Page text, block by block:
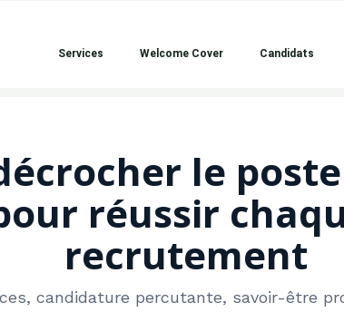
Services Welcome Cover Candidats
le
réussir
recrutement
candidature percutante, savoir-être